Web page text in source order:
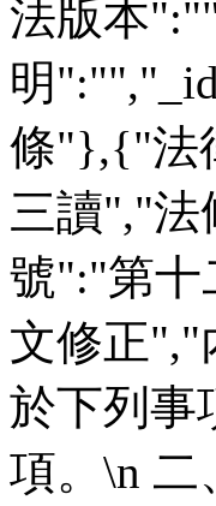
法版本
明
條"},{"法
三讀","法
號":"第十
文修正","
於下列事
項。\n 二